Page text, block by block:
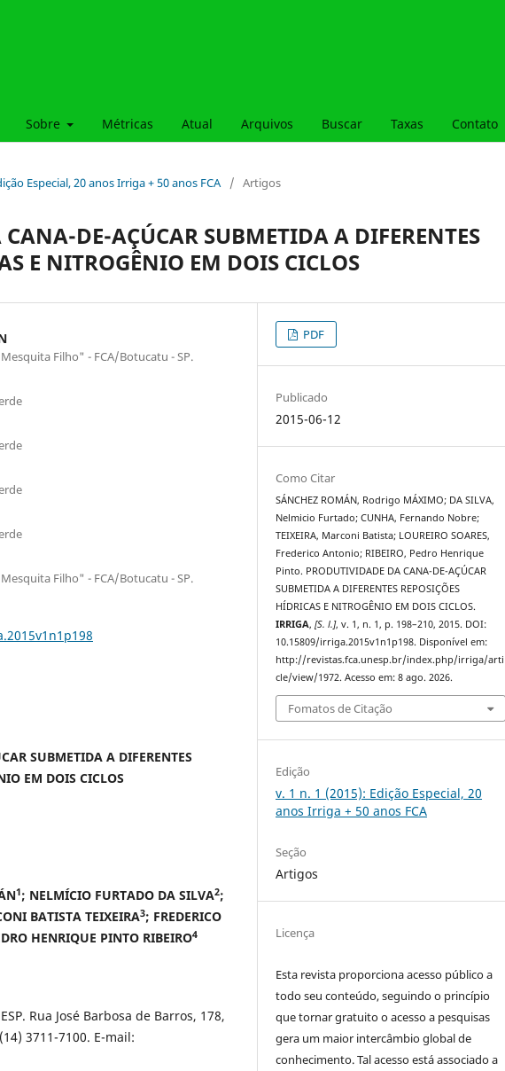
Sobre Métricas Atual Arquivos Buscar Taxas Contato
Especial, 20 anos Irriga + 50 anos FCA / Artigos
DE-AÇÚCAR SUBMETIDA A DIFERENTES
E NITROGÊNIO EM DOIS CICLOS
Filho" - FCA/Botucatu - SP.
Filho" - FCA/Botucatu - SP.
SUBMETIDA A DIFERENTES
EM DOIS CICLOS
1; NELMÍCIO FURTADO DA SILVA2;
BATISTA TEIXEIRA3; FREDERICO
HENRIQUE PINTO RIBEIRO4
Rua José Barbosa de Barros, 178,
3711-7100. E-mail:
PDF
Publicado
2015-06-12
Como Citar
SÁNCHEZ ROMÁN, Rodrigo MÁXIMO; DA SILVA,
Nelmicio Furtado; CUNHA, Fernando Nobre;
TEIXEIRA, Marconi Batista; LOUREIRO SOARES,
Frederico Antonio; RIBEIRO, Pedro Henrique
Pinto. PRODUTIVIDADE DA CANA-DE-AÇÚCAR
SUBMETIDA A DIFERENTES REPOSIÇÕES
HÍDRICAS E NITROGÊNIO EM DOIS CICLOS.
IRRIGA,[S. l.], v. 1, n. 1, p. 198–210, 2015. DOI:
10.15809/irriga.2015v1n1p198. Disponível em:
http://revistas.fca.unesp.br/index.php/irriga/arti
cle/view/1972. Acesso em: 8 ago. 2026.
Fomatos de Citação
Edição
v. 1 n. 1 (2015): Edição Especial, 20
anos Irriga + 50 anos FCA
Seção
Artigos
Licença
Esta revista proporciona acesso público a
todo seu conteúdo, seguindo o princípio
que tornar gratuito o acesso a pesquisas
gera um maior intercâmbio global de
conhecimento. Tal acesso está associado a